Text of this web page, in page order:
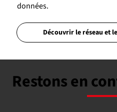
données.
Découvrir le réseau et
Restons en